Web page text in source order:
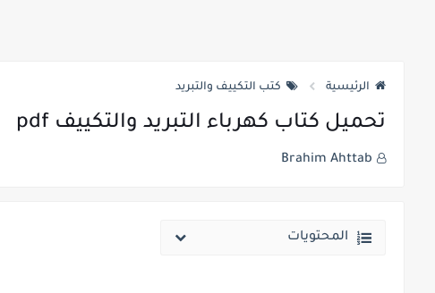
الرئيسية كتب التكييف والتبريد
تحميل كتاب كهرباء التبريد والتكييف pdf
Brahim Ahttab
المحتويات